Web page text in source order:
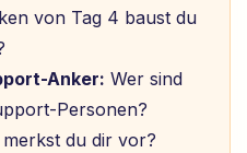
von Tag 4 baust du
Anker: Wer sind
Personen?
du dir vor?